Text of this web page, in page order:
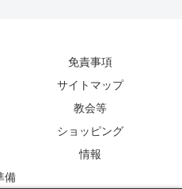
免責事項
サイトマップ
教会等
ショッピング
情報
備